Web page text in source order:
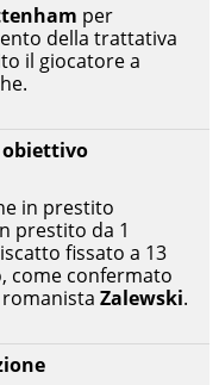
obiettivo
in prestito
prestito da 1
fissato a 13
come confermato
Zalewski.
per
della trattativa
il giocatore a